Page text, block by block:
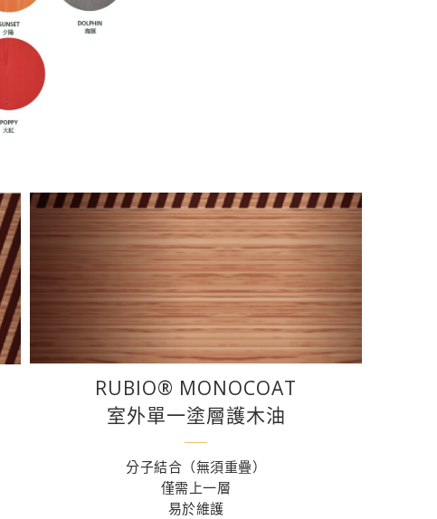
RUBIO® MONOCOAT
室外單一塗層護木油
分子結合（無須重疊）
僅需上一層
易於維護